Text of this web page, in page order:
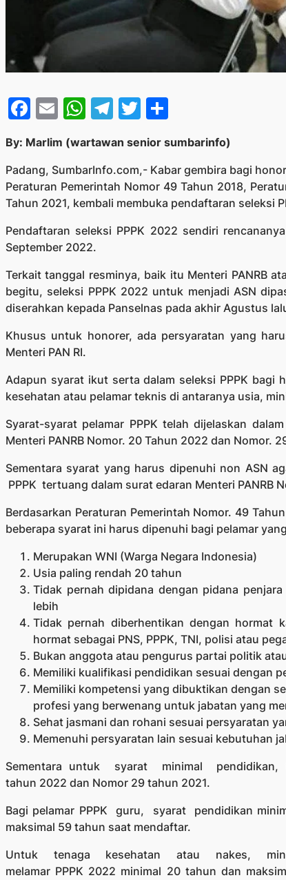
Facebook
EmailWhatsApp
Telegram
Twitter
By: Marlim (wartawan senior sumbarinfo)
Padang, SumbarInfo.com,- Kabar gembira bagi
Peraturan Pemerintah Nomor 49 Tahun 2018,
Tahun 2021, kembali membuka pendaftaran seleksi
Pendaftaran seleksi PPPK 2022 sendiri
September 2022.
Terkait tanggal resminya, baik itu Menteri PANRB
begitu, seleksi PPPK 2022 untuk menjadi ASN
diserahkan kepada Panselnas pada akhir Agustus
Khusus untuk honorer, ada persyaratan yang
Menteri PAN RI.
Adapun syarat ikut serta dalam seleksi PPPK bagi
kesehatan atau pelamar teknis di antaranya usia,
Syarat-syarat pelamar PPPK telah dijelaskan
Menteri PANRB Nomor. 20 Tahun 2022 dan Nomor.
Sementara syarat yang harus dipenuhi non ASN
PPPK tertuang dalam surat edaran Menteri PANRB
Berdasarkan Peraturan Pemerintah Nomor. 49
beberapa syarat ini harus dipenuhi bagi pelamar
Merupakan WNI (Warga Negara Indonesia)
Usia paling rendah 20 tahun
Tidak pernah dipidana dengan pidana
lebih
Tidak pernah diberhentikan dengan hormat
hormat sebagai PNS, PPPK, TNI, polisi atau
Bukan anggota atau pengurus partai politik
Memiliki kualifikasi pendidikan sesuai dengan
Memiliki kompetensi yang dibuktikan dengan
profesi yang berwenang untuk jabatan yang
Sehat jasmani dan rohani sesuai persyaratan
Memenuhi persyaratan lain sesuai kebutuhan
Sementara untuk syarat minimal pendidikan,
tahun 2022 dan Nomor 29 tahun 2021.
Bagi pelamar PPPK guru, syarat pendidikan
maksimal 59 tahun saat mendaftar.
Untuk tenaga kesehatan atau nakes,
melamar PPPK 2022 minimal 20 tahun dan